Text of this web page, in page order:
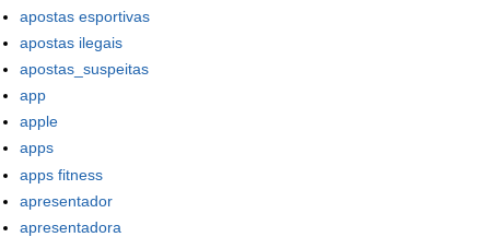
apostas esportivas
apostas ilegais
apostas_suspeitas
app
apple
apps
apps fitness
apresentador
apresentadora